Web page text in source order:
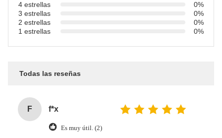
4 estrellas
0%
3 estrellas
0%
2 estrellas
0%
1 estrellas
0%
Todas las reseñas
F f*x
Es muy útil. (2)